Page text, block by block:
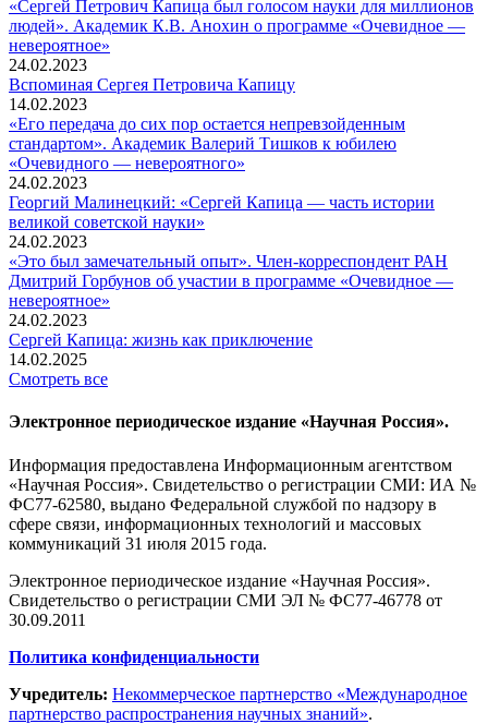
«Сергей Петрович Капица был голосом науки для миллионов
людей». Академик К.В. Анохин о программе «Очевидное —
невероятное»
24.02.2023
Вспоминaя Сергея Петровича Капицу
14.02.2023
«Его передача до сих пор остается непревзойденным
стандартом». Академик Валерий Тишков к юбилею
«Очевидного — невероятного»
24.02.2023
Георгий Малинецкий: «Сергей Капица — часть истории
великой советской науки»
24.02.2023
«Это был замечательный опыт». Член-корреспондент РАН
Дмитрий Горбунов об участии в программе «Очевидное —
невероятное»
24.02.2023
Сергей Капица: жизнь как приключение
14.02.2025
Смотреть все
Электронное периодическое издание «Научная Россия».
Информация предоставлена Информационным агентством
«Научная Россия». Свидетельство о регистрации СМИ: ИА №
ФС77-62580, выдано Федеральной службой по надзору в
сфере связи, информационных технологий и массовых
коммуникаций 31 июля 2015 года.
Электронное периодическое издание «Научная Россия».
Свидетельство о регистрации СМИ ЭЛ № ФС77-46778 от
30.09.2011
Политика конфиденциальности
Учредитель: Некоммерческое партнерство «Международное
партнерство распространения научных знаний».